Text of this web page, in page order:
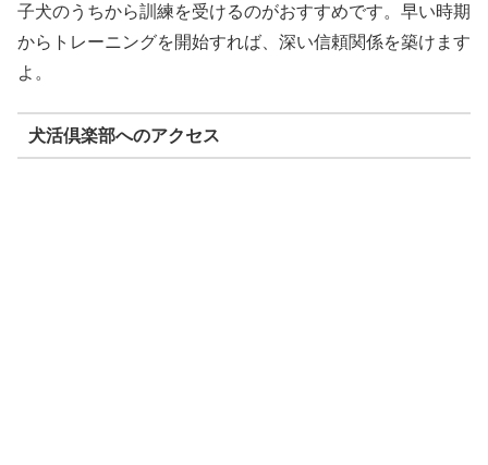
子犬のうちから訓練を受けるのがおすすめです。早い時期
からトレーニングを開始すれば、深い信頼関係を築けます
よ。
犬活倶楽部へのアクセス